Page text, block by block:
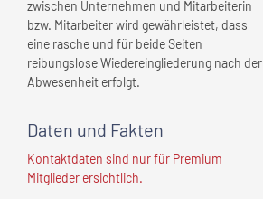
zwischen Unternehmen und Mitarbeiterin
bzw. Mitarbeiter wird gewährleistet, dass
eine rasche und für beide Seiten
reibungslose Wiedereingliederung nach der
Abwesenheit erfolgt.
Daten und Fakten
Kontaktdaten sind nur für Premium
Mitglieder ersichtlich.